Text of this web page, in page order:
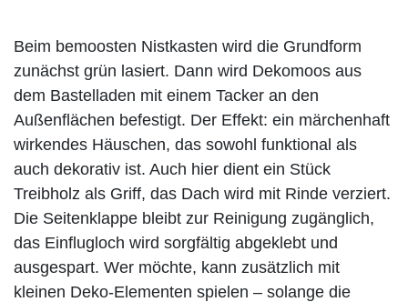
Beim bemoosten Nistkasten wird die Grundform
zunächst grün lasiert. Dann wird Dekomoos aus
dem Bastelladen mit einem Tacker an den
Außenflächen befestigt. Der Effekt: ein märchenhaft
wirkendes Häuschen, das sowohl funktional als
auch dekorativ ist. Auch hier dient ein Stück
Treibholz als Griff, das Dach wird mit Rinde verziert.
Die Seitenklappe bleibt zur Reinigung zugänglich,
das Einflugloch wird sorgfältig abgeklebt und
ausgespart. Wer möchte, kann zusätzlich mit
kleinen Deko-Elementen spielen – solange die